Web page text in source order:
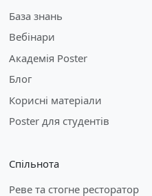
База знань
Вебінари
Академія Poster
Блог
Корисні матеріали
Poster для студентів
Спільнота
Реве та стогне ресторатор